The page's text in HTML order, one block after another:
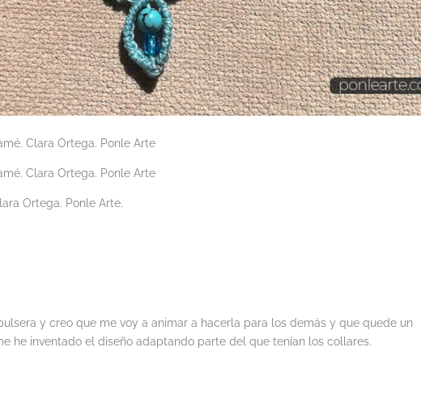
y creo que me voy a animar a hacerla para los demás y que quede un
he inventado el diseño adaptando parte del que tenían los collares.